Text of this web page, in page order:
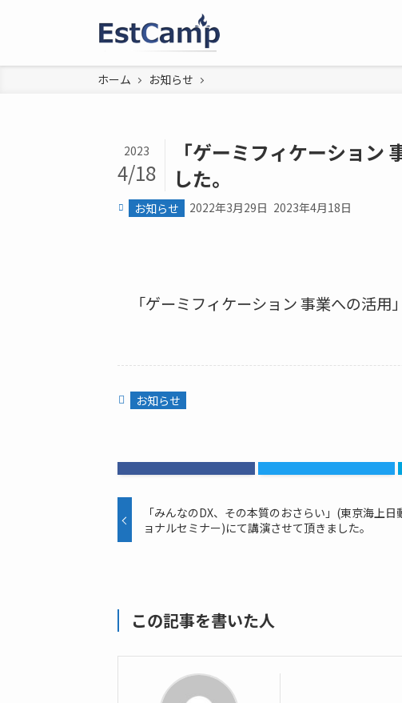
ホーム お知らせ
「ゲーミフィケーショ
した。
2023
4/18
お知らせ 2022年3月29日 2023年4月18日
「ゲーミフィケーション 事業への活
お知らせ
「みんなのDX、その本質のおさらい」(東京海上
ョナルセミナー)にて講演させて頂きました。
この記事を書いた人